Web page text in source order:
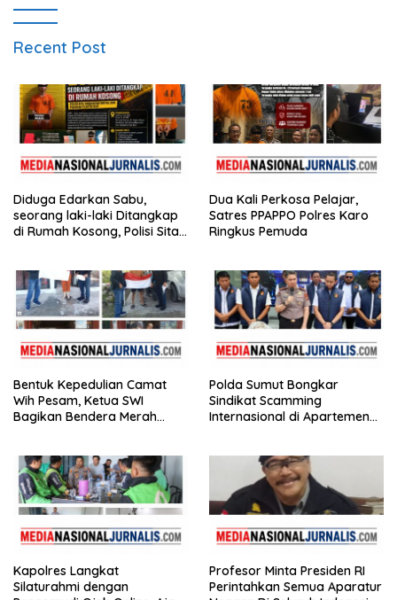
Recent Post
Diduga Edarkan Sabu,
seorang laki-laki Ditangkap
di Rumah Kosong, Polisi Sita
Dua Kali Perkosa Pelajar,
Satres PPAPPO Polres Karo
Ringkus Pemuda
Bentuk Kepedulian Camat
Wih Pesam, Ketua SWI
Bagikan Bendera Merah
Polda Sumut Bongkar
Sindikat Scamming
Internasional di Apartemen
Kapolres Langkat
Silaturahmi dengan
Profesor Minta Presiden RI
Perintahkan Semua Aparatur